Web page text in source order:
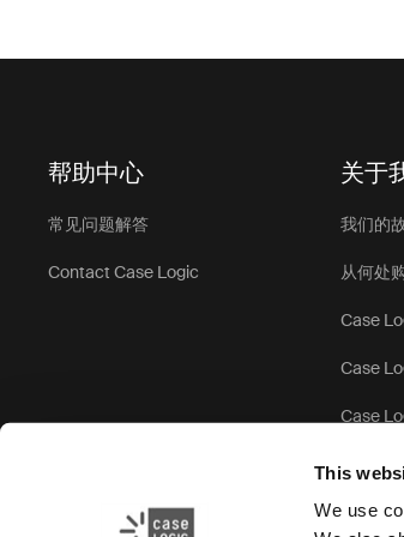
This
We use
帮助中心
常见问题解答
Contact Case Logic
关于
我们的
从何处
Case
Case
Case